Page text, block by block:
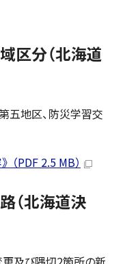
区分（北海道
五地区、防災学習交
（PDF 2.5 MB）
（北海道決